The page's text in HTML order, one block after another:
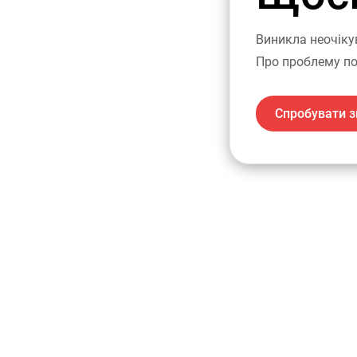
Виникла
Про проблему
Спробувати